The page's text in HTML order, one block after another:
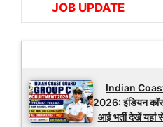
JOB UPDATE
Indian
2026: इंडियन
आई भर्ती देखें